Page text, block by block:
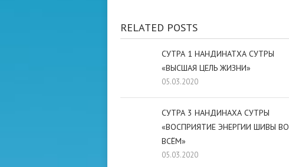
RELATED POSTS
СУТРА 1 НАНДИНАТХА СУТРЫ
«ВЫСШАЯ ЦЕЛЬ ЖИЗНИ»
05.03.2020
СУТРА 3 НАНДИНАХА СУТРЫ
«ВОСПРИЯТИЕ ЭНЕРГИИ ШИВЫ ВО
ВСЁМ»
05.03.2020